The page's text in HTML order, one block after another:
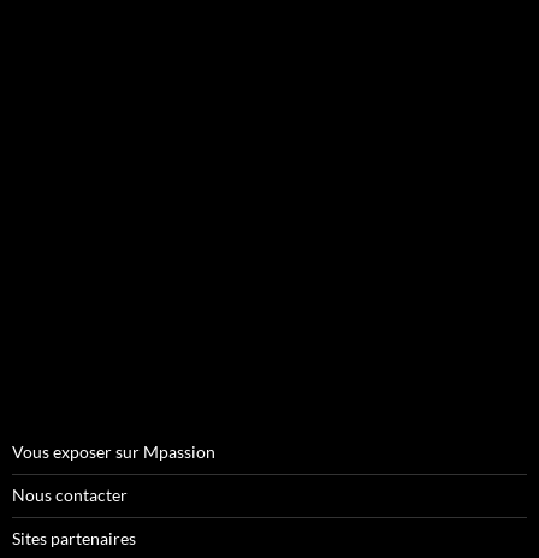
Vous exposer sur Mpassion
Nous contacter
Sites partenaires